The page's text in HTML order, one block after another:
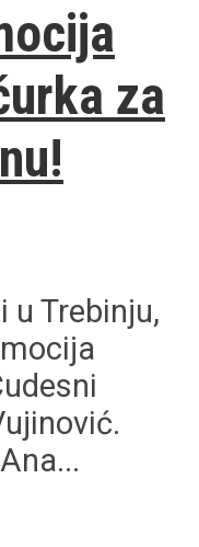
za
u Trebinju,